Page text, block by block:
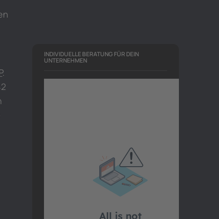
.
INDIVIDUELLE BERATUNG FÜR DEIN
UNTERNEHMEN